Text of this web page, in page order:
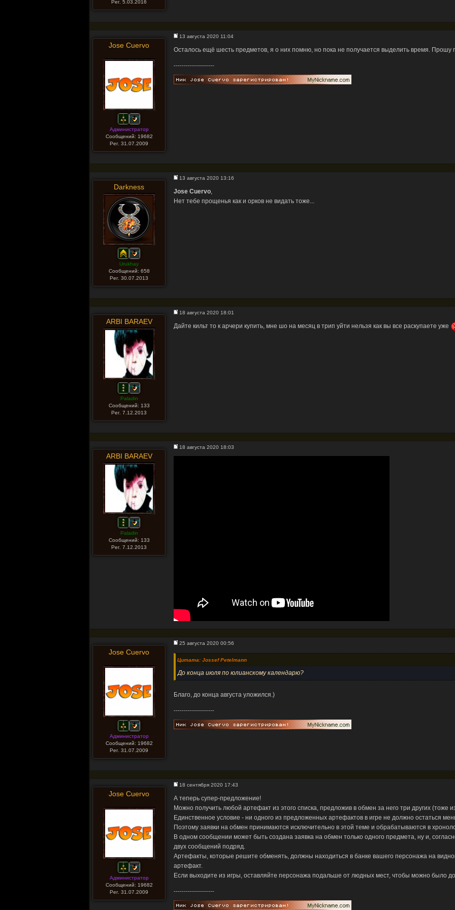
Рег. 5.03.2016
Jose Cuervo
Администратор
Сообщений: 19682
Рег. 31.07.2009
13 августа 2020 11:04
Осталось ещё шесть предметов, я о них помню, но пока не получается выделить время. Прошу
--------------------
Darkness
Urukhay
Сообщений: 658
Рег. 30.07.2013
13 августа 2020 13:16
Jose Cuervo,
Нет тебе прощенья как и орков не видать тоже...
ARBI BARAEV
Paladin
Сообщений: 133
Рег. 7.12.2013
18 августа 2020 18:01
Дайте кильт то к арчери купить, мне шо на месяц в трип уйти нельзя как вы все раскупаете уже
ARBI BARAEV
Paladin
Сообщений: 133
Рег. 7.12.2013
18 августа 2020 18:03
Jose Cuervo
Администратор
Сообщений: 19682
Рег. 31.07.2009
25 августа 2020 00:56
Цитата: Jossef Petelmann
До конца июля по юлианскому календарю?
Благо, до конца августа уложился.)
--------------------
Jose Cuervo
Администратор
Сообщений: 19682
Рег. 31.07.2009
18 сентября 2020 17:43
А теперь супер-предложение!
Можно получить любой артефакт из этого списка, предложив в обмен за него три других (тоже
Единственное условие - ни одного из предложенных артефактов в игре не должно остаться
Поэтому заявки на обмен принимаются исключительно в этой теме и обрабатываются в
В одном сообщении может быть создана заявка на обмен только одного предмета, ну и,
двух сообщений подряд.
Артефакты, которые решите обменять, должны находиться в банке вашего персонажа на
артефакт.
Если выходите из игры, оставляйте персонажа подальше от людных мест, чтобы можно было
--------------------